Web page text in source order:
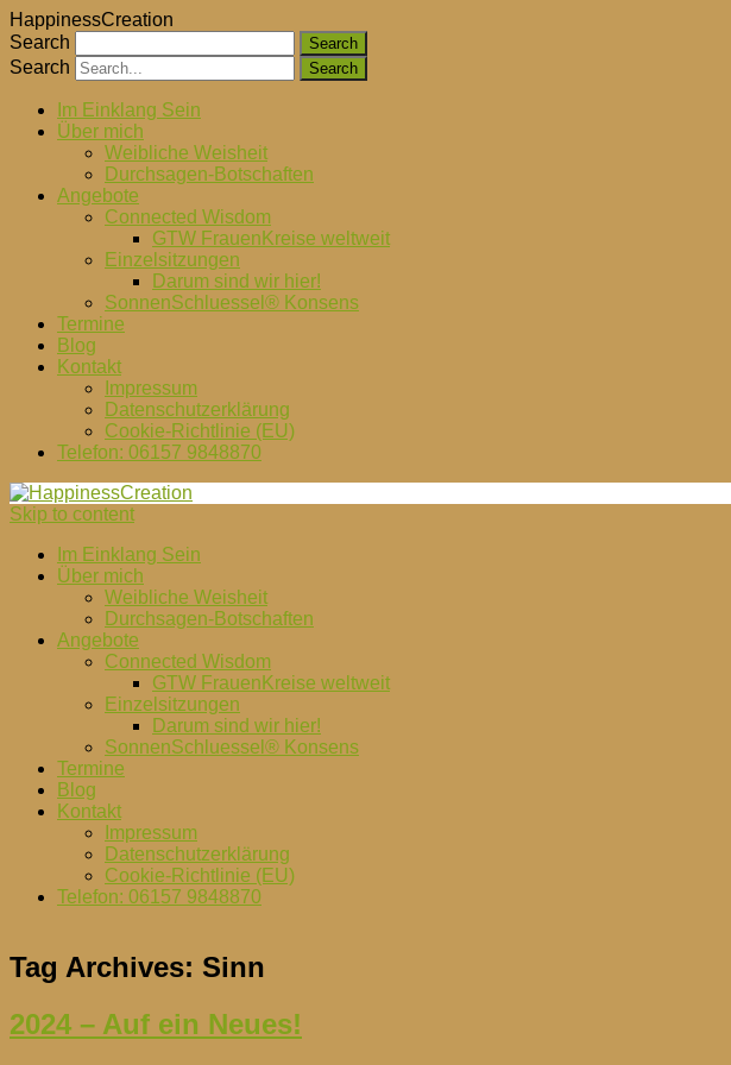
HappinessCreation
Search
Search
Im Einklang Sein
Über mich
Weibliche Weisheit
Durchsagen-Botschaften
Angebote
Connected Wisdom
GTW FrauenKreise weltweit
Einzelsitzungen
Darum sind wir hier!
SonnenSchluessel® Konsens
Termine
Blog
Kontakt
Impressum
Datenschutzerklärung
Cookie-Richtlinie (EU)
Telefon: 06157 9848870
Skip to content
Im Einklang Sein
Über mich
Weibliche Weisheit
Durchsagen-Botschaften
Angebote
Connected Wisdom
GTW FrauenKreise weltweit
Einzelsitzungen
Darum sind wir hier!
SonnenSchluessel® Konsens
Termine
Blog
Kontakt
Impressum
Datenschutzerklärung
Cookie-Richtlinie (EU)
Telefon: 06157 9848870
Tag Archives: Sinn
2024 – Auf ein Neues!